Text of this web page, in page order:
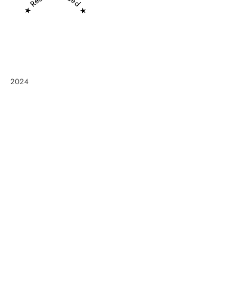
2024